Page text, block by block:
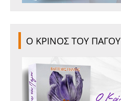
Ο ΚΡΙΝΟΣ ΤΟΥ ΠΑΓΟΥ